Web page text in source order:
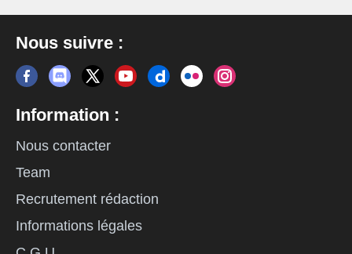
Nous suivre :
Information :
Nous contacter
Team
Recrutement rédaction
Informations légales